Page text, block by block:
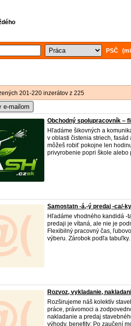
PSČ
201-220 inzerátov z 225
e-mailom
Obchodný spolupracovník –
Hľadáme šikovných a
v oblasti čistenia striech,
môžeš robiť pokojne len
privyrobenie popri škole alebo
Samostatn -á,-ý predaj -ca/-
Hľadáme vhodného kandidá -
predaji je vítaná, ale nie je
Flexibilný pracovný čas,
výberu. Zárobok podľa tabuľky.
Rozvoz, vykladanie,
Rozširujeme náš kolektív
práce, právomoci a
nakladanie a predaj
výhody, benefity: Po zaučení